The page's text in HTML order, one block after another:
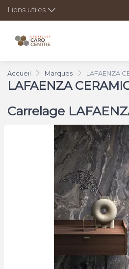
Liens utiles
Accueil Marques LAFAENZA
LAFAENZA
Carrelage